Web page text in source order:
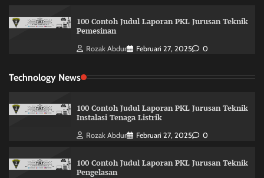
100 Contoh Judul Laporan PKL Jurusan Teknik
Pemesinan
Rozak Abdur Februari 27, 2025 0
Technology News
100 Contoh Judul Laporan PKL Jurusan Teknik
Instalasi Tenaga Listrik
Rozak Abdur Februari 27, 2025 0
100 Contoh Judul Laporan PKL Jurusan Teknik
Pengelasan